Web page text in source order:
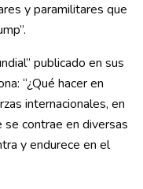
y paramilitares que
publicado en sus
“¿Qué hacer en
internacionales, en
contrae en diversas
y endurece en el